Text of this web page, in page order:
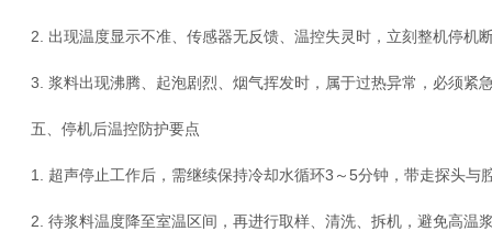
2. 出现温度显示不准、传感器无反馈、温控失灵时，立刻整机停机
3. 浆料出现沸腾、起泡剧烈、烟气挥发时，属于过热异常，必须紧
五、停机后温控防护要点
1. 超声停止工作后，需继续保持冷却水循环3～5分钟，带走探头与
2. 待浆料温度降至室温区间，再进行取样、清洗、拆机，避免高温